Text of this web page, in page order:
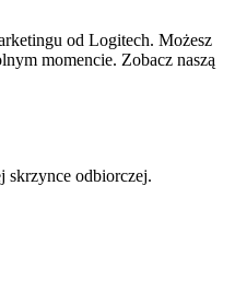
od Logitech. Możesz
momencie. Zobacz naszą
odbiorczej.